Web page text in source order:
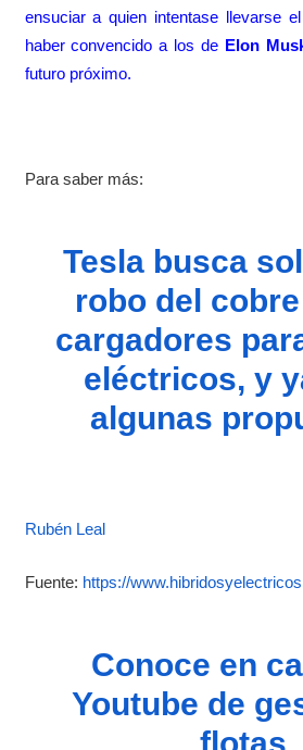
ensuciar a quien intentase llevarse
haber convencido a los de Elon
futuro próximo.
Para saber más:
Tesla busca
robo del
cargadores
eléctricos, y
algunas
Rubén Leal
Fuente: https://
Conoce en
Youtube de
flotas